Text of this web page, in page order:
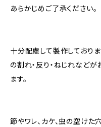
あらかじめご了承ください。
十分配慮して製作しており
の割れ・反り・ねじれなど
ます。
節やワレ、カケ、虫の空け